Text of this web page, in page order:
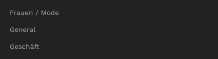
Frauen / Mode
General
Geschäft